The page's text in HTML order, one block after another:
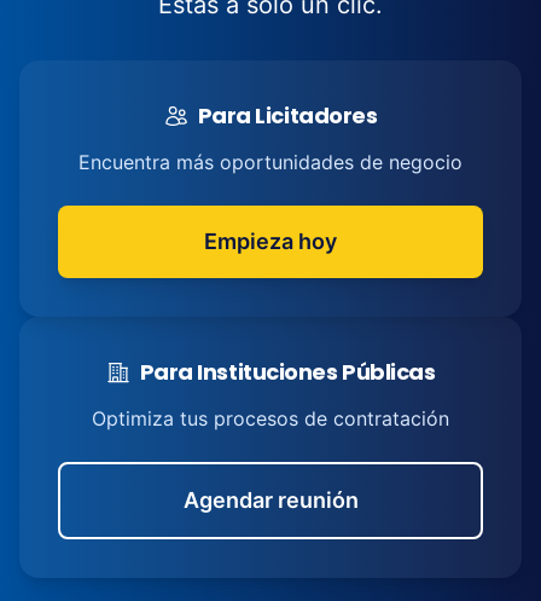
Para Licitadores
Encuentra más oportunidades de negocio
Empieza hoy
Para Instituciones Públicas
Optimiza tus procesos de contratación
Agendar reunión